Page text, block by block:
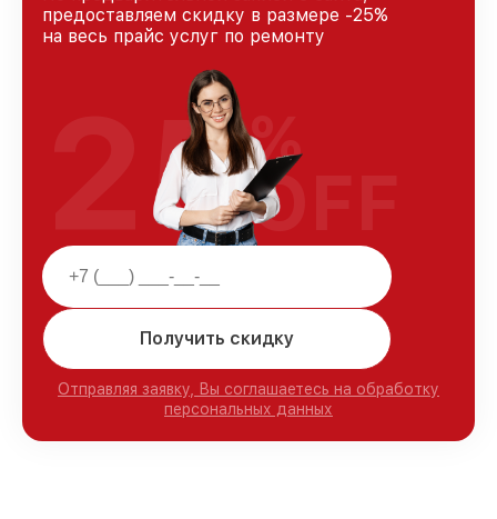
предоставляем скидку в размере -25%
на весь прайс услуг по ремонту
Получить скидку
Отправляя заявку, Вы соглашаетесь на обработку
персональных данных
25%
OFF